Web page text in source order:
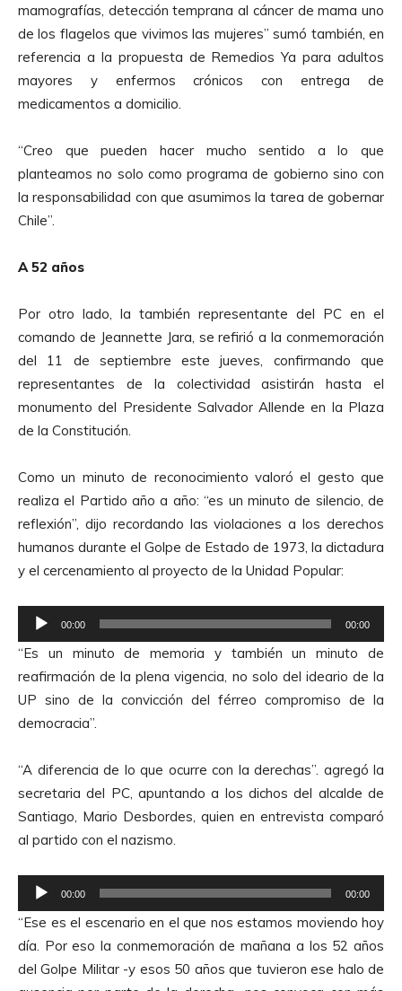
r
d
e
A
u
o
mamografías, detección temprana al cáncer de mama uno
de los flagelos que vivimos las mujeres” sumó también, en
referencia a la propuesta de Remedios Ya para adultos
mayores y enfermos crónicos con entrega de
medicamentos a domicilio.
“Creo que pueden hacer mucho sentido a lo que
planteamos no solo como programa de gobierno sino con
la responsabilidad con que asumimos la tarea de gobernar
Chile”.
A 52 años
Por otro lado, la también representante del PC en el
comando de Jeannette Jara, se refirió a la conmemoración
del 11 de septiembre este jueves, confirmando que
representantes de la colectividad asistirán hasta el
monumento del Presidente Salvador Allende en la Plaza
de la Constitución.
Como un minuto de reconocimiento valoró el gesto que
realiza el Partido año a año: “es un minuto de silencio, de
reflexión”, dijo recordando las violaciones a los derechos
humanos durante el Golpe de Estado de 1973, la dictadura
y el cercenamiento al proyecto de la Unidad Popular:
e
p
r
o
d
c
t
o
r
d
A
u
d
00:00 00:00
“Es un minuto de memoria y también un minuto de
reafirmación de la plena vigencia, no solo del ideario de la
UP sino de la convicción del férreo compromiso de la
democracia”.
“A diferencia de lo que ocurre con la derechas”. agregó la
secretaria del PC, apuntando a los dichos del alcalde de
Santiago, Mario Desbordes, quien en entrevista comparó
al partido con el nazismo.
e
p
r
o
00:00 00:00
“Ese es el escenario en el que nos estamos moviendo hoy
día. Por eso la conmemoración de mañana a los 52 años
del Golpe Militar -y esos 50 años que tuvieron ese halo de